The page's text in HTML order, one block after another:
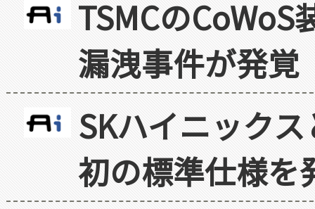
TSMCの
漏洩事件が発覚
SKハイニック
初の標準仕様を